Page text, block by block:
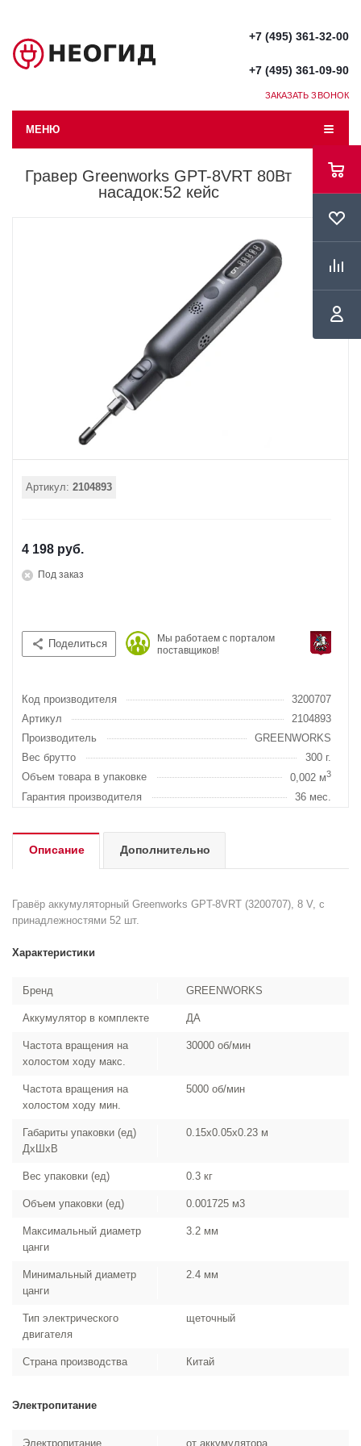
+7 (495) 361-32-00
+7 (495) 361-09-90
ЗАКАЗАТЬ ЗВОНОК
МЕНЮ
Гравер Greenworks GPT-8VRT 80Вт
насадок:52 кейс
Артикул: 2104893
4 198 руб.
Под заказ
Поделиться
Мы работаем с порталом
поставщиков!
Код производителя
3200707
Артикул
2104893
Производитель
GREENWORKS
Вес брутто
300 г.
Объем товара в упаковке
0,002 м3
Гарантия производителя 36 мес.
Описание Дополнительно
Гравёр аккумуляторный Greenworks GPT-8VRT (3200707), 8 V, с
принадлежностями 52 шт.
Характеристики
Бренд GREENWORKS
Аккумулятор в комплекте ДА
Частота вращения на
холостом ходу макс.
30000 об/мин
Частота вращения на
холостом ходу мин.
5000 об/мин
Габариты упаковки (ед)
ДхШхВ
0.15x0.05x0.23 м
Вес упаковки (ед) 0.3 кг
Объем упаковки (ед) 0.001725 м3
Максимальный диаметр
цанги
3.2 мм
Минимальный диаметр
цанги
2.4 мм
Тип электрического
двигателя
щеточный
Страна производства Китай
Электропитание
Электропитание от аккумулятора